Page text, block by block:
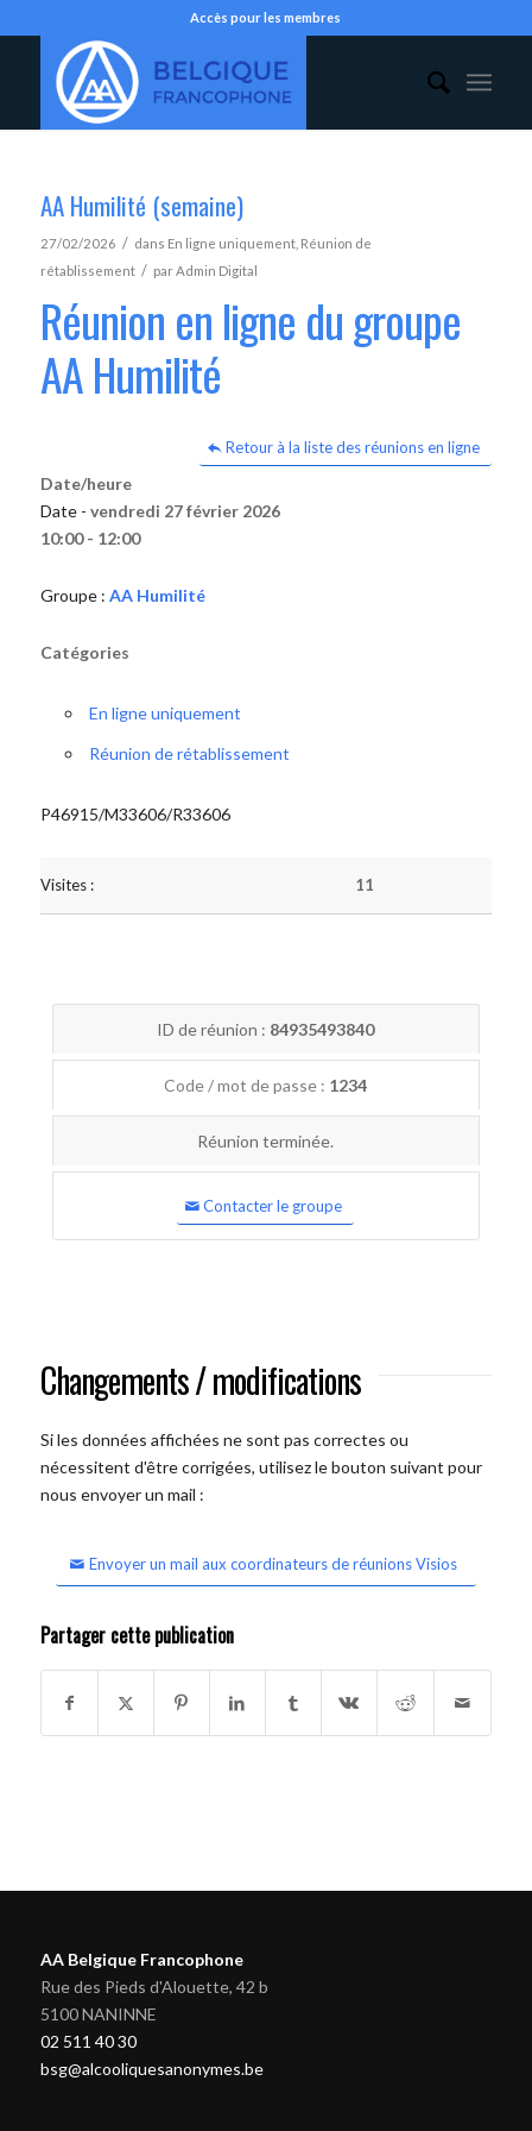
Accès pour les membres
AA Humilité (semaine)
27/02/2026 / dans En ligne uniquement, Réunion de
rétablissement / parAdmin Digital
Réunion en ligne du groupe
AA Humilité
Retour à la liste des réunions en ligne
Date/heure
Date - vendredi 27 février 2026
10:00 - 12:00
Groupe : AA Humilité
Catégories
En ligne uniquement
Réunion de rétablissement
P46915/M33606/R33606
Visites : 11
ID de réunion : 84935493840
Code / mot de passe : 1234
Réunion terminée.
Contacter le groupe
Changements / modifications
Si les données affichées ne sont pas correctes ou
nécessitent d'être corrigées, utilisez le bouton suivant pour
nous envoyer un mail :
Envoyer un mail aux coordinateurs de réunions Visios
Partager cette publication
AA Belgique Francophone
Rue des Pieds d'Alouette, 42 b
5100 NANINNE
02 511 40 30
bsg@alcooliquesanonymes.be